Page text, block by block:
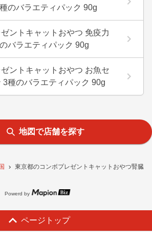
東京都のコンボプレゼントキャットおやつ腎臓
のバラエティパック 90g
ントキャットおやつ 免疫力
バラエティパック 90g
ントキャットおやつ お魚セ
3種のバラエティパック 90g
地図で店舗を探す
Powerd by
ページトップ